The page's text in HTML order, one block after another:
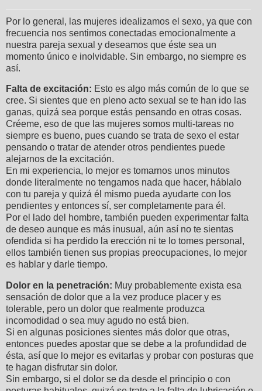
Por lo general, las mujeres idealizamos el sexo, ya que con
frecuencia nos sentimos conectadas emocionalmente a
nuestra pareja sexual y deseamos que éste sea un
momento único e inolvidable. Sin embargo, no siempre es
así.
Falta de excitación: Esto es algo más común de lo que se
cree. Si sientes que en pleno acto sexual se te han ido las
ganas, quizá sea porque estás pensando en otras cosas.
Créeme, eso de que las mujeres somos multi-tareas no
siempre es bueno, pues cuando se trata de sexo el estar
pensando o tratar de atender otros pendientes puede
alejarnos de la excitación.
En mi experiencia, lo mejor es tomarnos unos minutos
donde literalmente no tengamos nada que hacer, háblalo
con tu pareja y quizá él mismo pueda ayudarte con los
pendientes y entonces sí, ser completamente para él.
Por el lado del hombre, también pueden experimentar falta
de deseo aunque es más inusual, aún así no te sientas
ofendida si ha perdido la erección ni te lo tomes personal,
ellos también tienen sus propias preocupaciones, lo mejor
es hablar y darle tiempo.
Dolor en la penetración: Muy probablemente exista esa
sensación de dolor que a la vez produce placer y es
tolerable, pero un dolor que realmente produzca
incomodidad o sea muy agudo no está bien.
Si en algunas posiciones sientes más dolor que otras,
entonces puedes apostar que se debe a la profundidad de
ésta, así que lo mejor es evitarlas y probar con posturas que
te hagan disfrutar sin dolor.
Sin embargo, si el dolor se da desde el principio o con